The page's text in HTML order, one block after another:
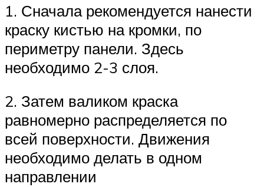
1. Сначала рекомендуется нанести
краску кистью на кромки, по
периметру панели. Здесь
необходимо 2-3 слоя.
2. Затем валиком краска
равномерно распределяется по
всей поверхности. Движения
необходимо делать в одном
направлении